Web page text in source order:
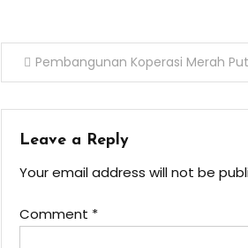
PostPembangunan Koperasi Merah Putih di Kediri Capai Progres Signifikan, Kodim 0809
Leave a Reply
Your email address will not be
Comment *